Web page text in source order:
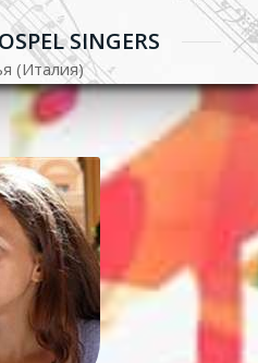
SINGERS
(Италия)